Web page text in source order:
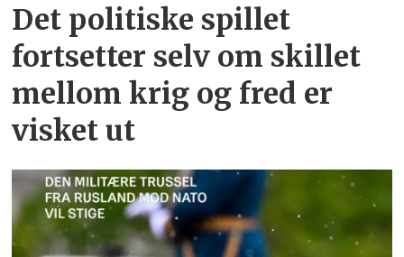
Det politiske spillet
fortsetter selv om skillet
mellom krig og fred er
visket ut